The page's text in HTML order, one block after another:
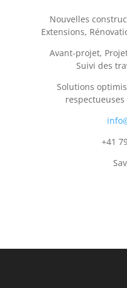
Nouvelles
Extensions,
Avant-projet,
Suivi des
Solutions
+41